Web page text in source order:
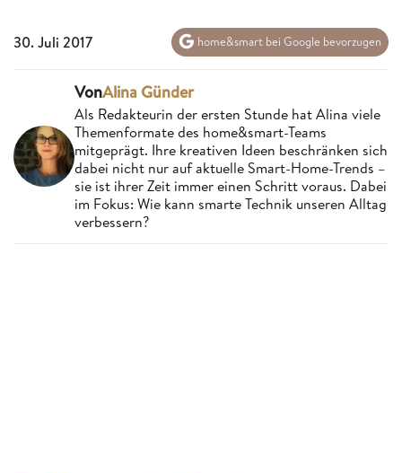
30. Juli 2017 home&smart bei Google bevorzugen
VonAlina Günder
Als Redakteurin der ersten Stunde hat Alina viele
Themenformate des home&smart-Teams
mitgeprägt. Ihre kreativen Ideen beschränken sich
dabei nicht nur auf aktuelle Smart-Home-Trends –
sie ist ihrer Zeit immer einen Schritt voraus. Dabei
im Fokus: Wie kann smarte Technik unseren Alltag
verbessern?